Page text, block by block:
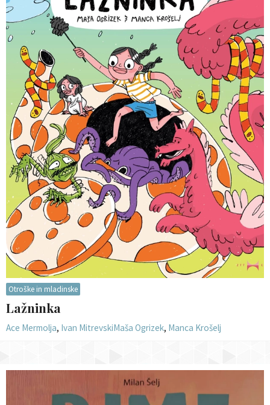
Otroške in mladinske
Lažninka
Ace Mermolja, Ivan MitrevskiMaša Ogrizek, Manca Krošelj